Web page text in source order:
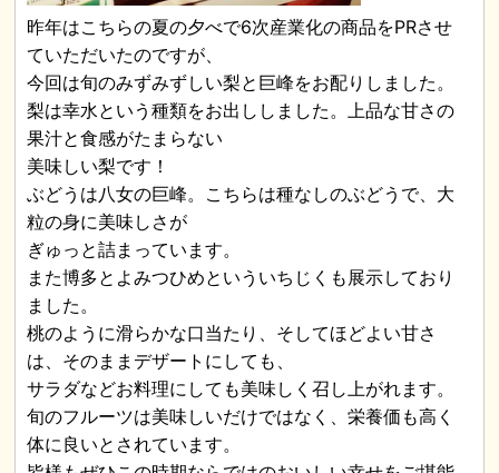
昨年はこちらの夏の夕べで6次産業化の商品をPRさせ
ていただいたのですが、
今回は旬のみずみずしい梨と巨峰をお配りしました。
梨は幸水という種類をお出ししました。上品な甘さの
果汁と食感がたまらない
美味しい梨です！
ぶどうは八女の巨峰。こちらは種なしのぶどうで、大
粒の身に美味しさが
ぎゅっと詰まっています。
また博多とよみつひめといういちじくも展示しており
ました。
桃のように滑らかな口当たり、そしてほどよい甘さ
は、そのままデザートにしても、
サラダなどお料理にしても美味しく召し上がれます。
旬のフルーツは美味しいだけではなく、栄養価も高く
体に良いとされています。